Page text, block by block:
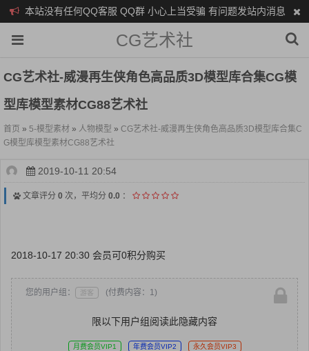
本站没有任何QQ客服 QQ群 小心上当受骗 有问题发站内消息
CG艺术社
CG艺术社-威漫再生侠角色高品质3D模型库合集CG模
型库模型素材CG88艺术社
首页 » 5-模型素材 » 人物模型 » CG艺术社-威漫再生侠角色高品质3D模型库合集C
G模型库模型素材CG88艺术社
2019-10-11 20:54
文章评分 0 次，平均分 0.0 ：
2018-10-17 20:30 会员可0积分购买
您的用户组： 游客 (付费内容：1)
限以下用户组阅读此隐藏内容
月费会员VIP1 年费会员VIP2 永久会员VIP3